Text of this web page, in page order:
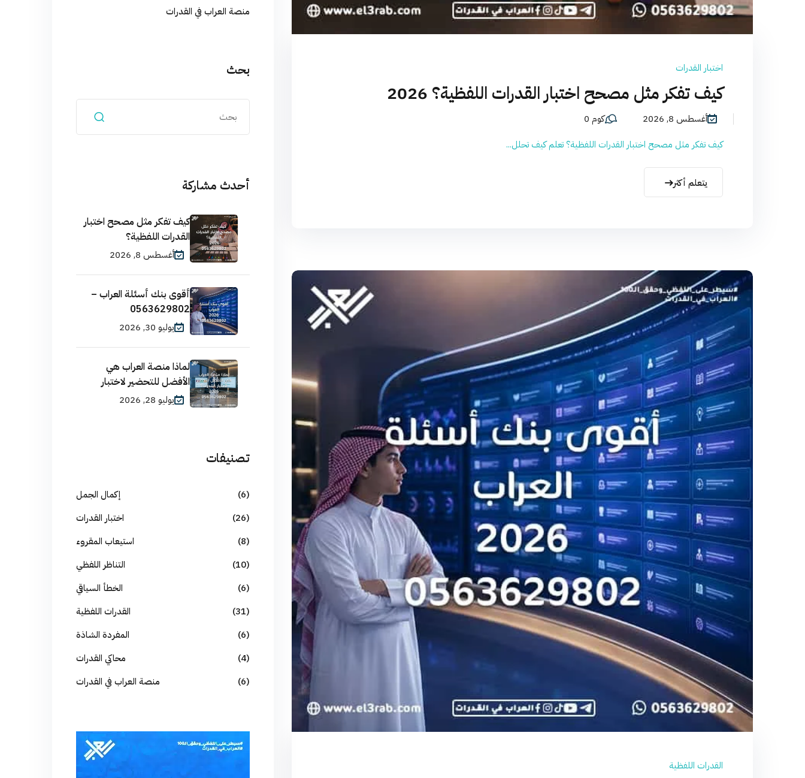
اختبار القدرات
كيف تفكر مثل مصحح اختبار القدرات اللفظية؟ 2026
أغسطس 8, 2026
كوم 0
كيف تفكر مثل مصحح اختبار القدرات اللفظية؟ تعلم كيف تحلل...
يتعلم أكثر
القدرات اللفظية
منصة العراب في القدرات
بحث
أحدث مشاركة
كيف تفكر مثل مصحح اختبار
القدرات اللفظية؟
أغسطس 8, 2026
أقوى بنك أسئلة العراب –
0563629802
يوليو 30, 2026
لماذا منصة العراب هي
الأفضل للتحضير لاختبار
يوليو 28, 2026
تصنيفات
إكمال الجمل
(6)
اختبار القدرات
(26)
استيعاب المقروء
(8)
التناظر اللفظي
(10)
الخطأ السياقي
(6)
القدرات اللفظية
(31)
المفردة الشاذة
(6)
محاكي القدرات
(4)
منصة العراب في القدرات
(6)